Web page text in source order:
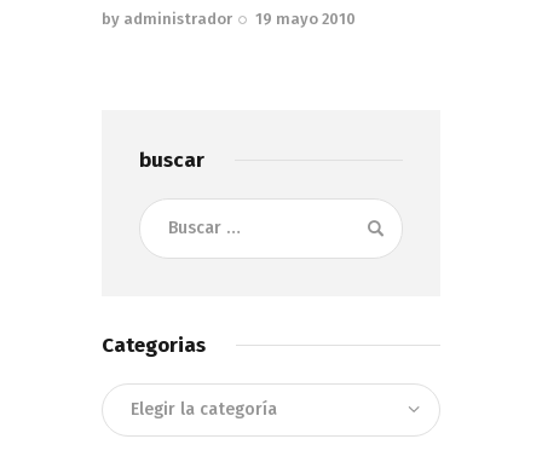
by administrador 19 mayo 2010
buscar
Buscar:
Categorias
Categorias